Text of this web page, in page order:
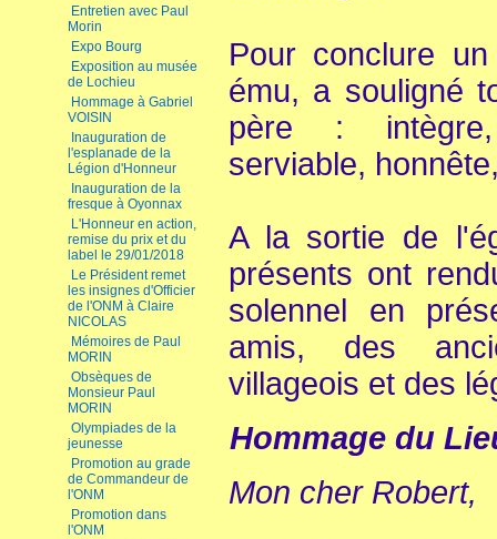
Entretien avec Paul
Morin
Expo Bourg
Exposition au musée
de Lochieu
Hommage à Gabriel
VOISIN
Inauguration de
l'esplanade de la
Légion d'Honneur
Inauguration de la
fresque à Oyonnax
L'Honneur en action,
remise du prix et du
label le 29/01/2018
Le Président remet
les insignes d'Officier
de l'ONM à Claire
NICOLAS
Mémoires de Paul
MORIN
Obsèques de
Monsieur Paul
MORIN
Olympiades de la
jeunesse
Promotion au grade
de Commandeur de
l'ONM
Promotion dans
l'ONM
Pour conclure
ému, a souligné
père : intègre,
serviable,
A la sortie de
présents ont
solennel en
amis, des
villageois et des
Hommage du
Mon cher Robert,